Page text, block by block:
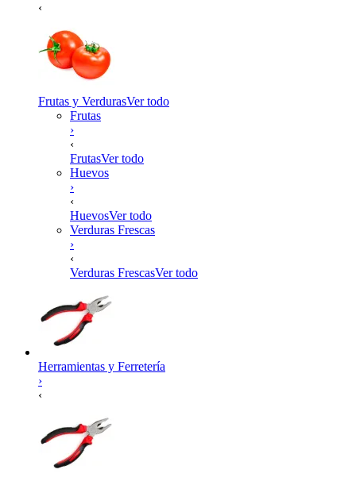
‹
Frutas y VerdurasVer todo
Frutas
›
‹
FrutasVer todo
Huevos
›
‹
HuevosVer todo
Verduras Frescas
›
‹
Verduras FrescasVer todo
Herramientas y Ferretería
›
‹